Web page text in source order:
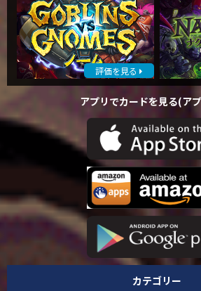
評価を見る
アプリでカードを見る(ア
カテゴリー